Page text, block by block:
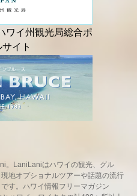
。LaniLaniはハワイの観光、グル
地オプショナルツアーや話題の流行
す。ハワイ情報フリーマガジン